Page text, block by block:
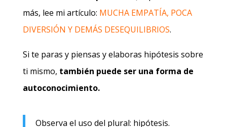
más, lee mi artículo: MUCHA EMPATÍA, POCA
DIVERSIÓN Y DEMÁS DESEQUILIBRIOS.
Si te paras y piensas y elaboras hipótesis sobre
ti mismo, también puede ser una forma de
autoconocimiento.
Observa el uso del plural: hipótesis.